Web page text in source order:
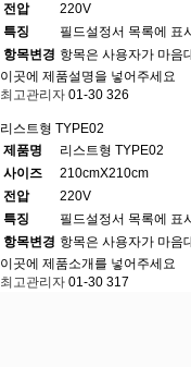
전압
220V
특징
필드설정서 목록에 표
항목변경 항목은 사용자가 마음
이곳에 제품설명을 넣어주세요
최고관리자 01-30 326
리스트형 TYPE02
제품명
리스트형 TYPE02
사이즈
210cmX210cm
전압
220V
특징
필드설정서 목록에 표
항목변경 항목은 사용자가 마음
이곳에 제품소개를 넣어주세요
최고관리자 01-30 317